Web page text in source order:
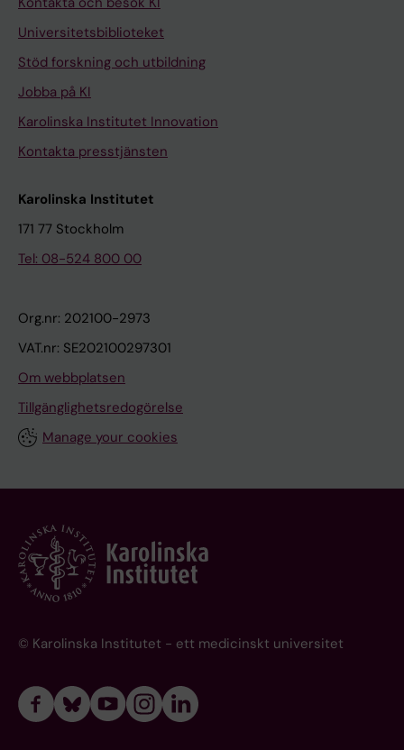
Universitetsbiblioteket
Stöd forskning och utbildning
Jobba på KI
Karolinska Institutet Innovation
Kontakta presstjänsten
Karolinska Institutet
171 77 Stockholm
Tel: 08-524 800 00
Org.nr: 202100-2973
VAT.nr: SE202100297301
Om webbplatsen
Tillgänglighetsredogörelse
Manage your cookies
© Karolinska Institutet - ett medicinskt universitet